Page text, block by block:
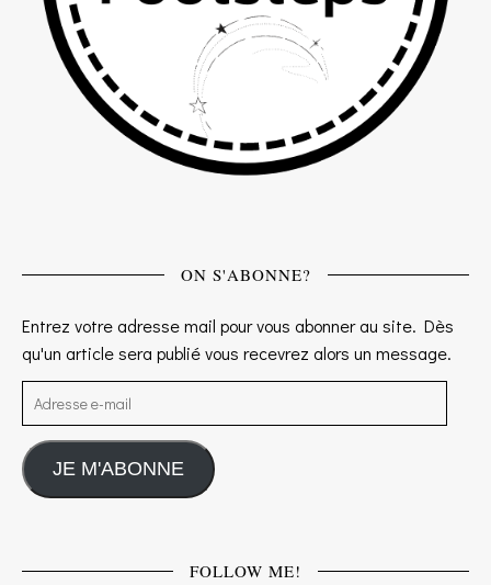
ON S'ABONNE?
Entrez votre adresse mail pour vous abonner au site. Dès
qu'un article sera publié vous recevrez alors un message.
Adresse e-mail
JE M'ABONNE
FOLLOW ME!